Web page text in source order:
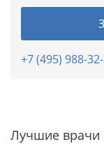
+7 (495) 988-
Лучшие врачи